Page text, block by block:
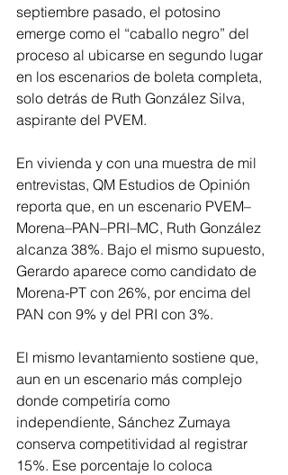
septiembre pasado, el potosino
emerge como el “caballo negro” del
proceso al ubicarse en segundo lugar
en los escenarios de boleta completa,
solo detrás de Ruth González Silva,
aspirante del PVEM.
En vivienda y con una muestra de mil
entrevistas, QM Estudios de Opinión
reporta que, en un escenario PVEM–
Morena–PAN–PRI–MC, Ruth González
alcanza 38%. Bajo el mismo supuesto,
Gerardo aparece como candidato de
Morena-PT con 26%, por encima del
PAN con 9% y del PRI con 3%.
El mismo levantamiento sostiene que,
aun en un escenario más complejo
donde competiría como
independiente, Sánchez Zumaya
conserva competitividad al registrar
15%. Ese porcentaje lo coloca